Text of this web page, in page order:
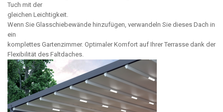
Tuch mit der
gleichen Leichtigkeit.
Wenn Sie Glasschiebewände hinzufügen, verwandeln Sie dieses Dach in
ein
komplettes Gartenzimmer. Optimaler Komfort auf Ihrer Terrasse dank der
Flexibilität des Faltdaches.